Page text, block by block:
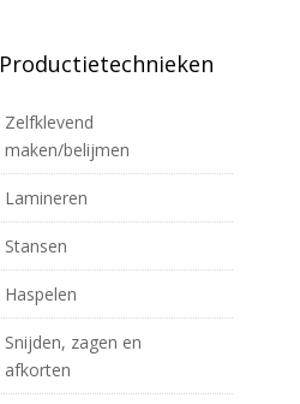
Productietechnieken
Zelfklevend
maken/belijmen
Lamineren
Stansen
Haspelen
Snijden, zagen en
afkorten